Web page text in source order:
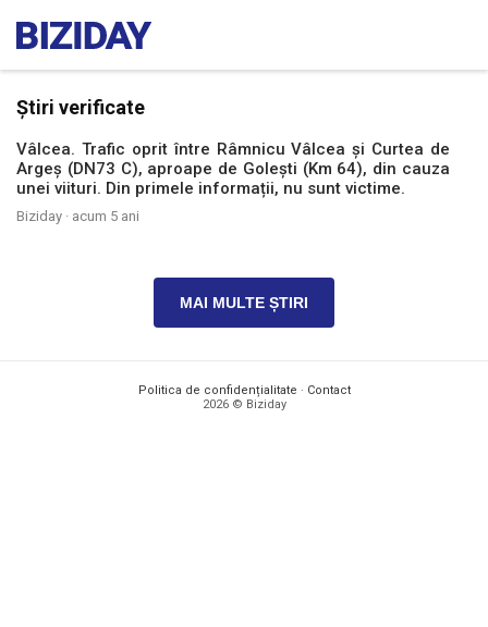
Știri verificate
Vâlcea. Trafic oprit între Râmnicu Vâlcea și Curtea de
Argeș (DN73 C), aproape de Golești (Km 64), din cauza
unei viituri. Din primele informații, nu sunt victime.
Biziday · acum 5 ani
MAI MULTE ȘTIRI
Politica de confidențialitate · Contact
2026 © Biziday